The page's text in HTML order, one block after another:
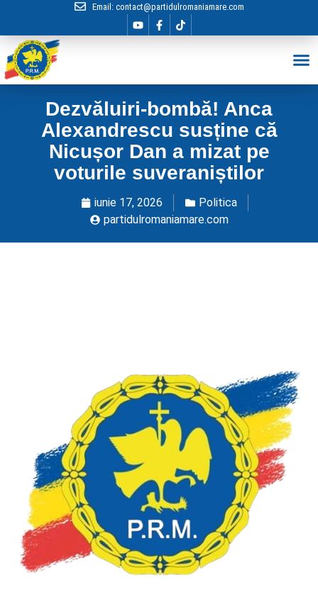
Email: contact@partidulromaniamare.com
Dezvăluiri-bombă! Anca
Alexandrescu susține că
Nicușor Dan a mizat pe
voturile suveraniștilor
iunie 17, 2026
Politica
partidulromaniamare.com